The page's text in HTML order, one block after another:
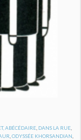
ABÉCÉDAIRE, DANS LA RUE,
,ODYSSÉE KHORSANDIAN